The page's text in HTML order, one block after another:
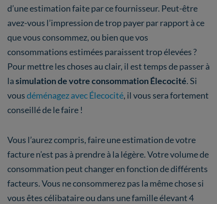
d’une estimation faite par ce fournisseur. Peut-être
avez-vous l’impression de trop payer par rapport à ce
que vous consommez, ou bien que vos
consommations estimées paraissent trop élevées ?
Pour mettre les choses au clair, il est temps de passer à
lasimulation de votre consommation Élecocité. Si
vousdéménagez avec Élecocité, il vous sera fortement
conseillé de le faire !
Vous l’aurez compris, faire une estimation de votre
facture n’est pas à prendre à la légère. Votre volume de
consommation peut changer en fonction de différents
facteurs. Vous ne consommerez pas la même chose si
vous êtes célibataire ou dans une famille élevant 4